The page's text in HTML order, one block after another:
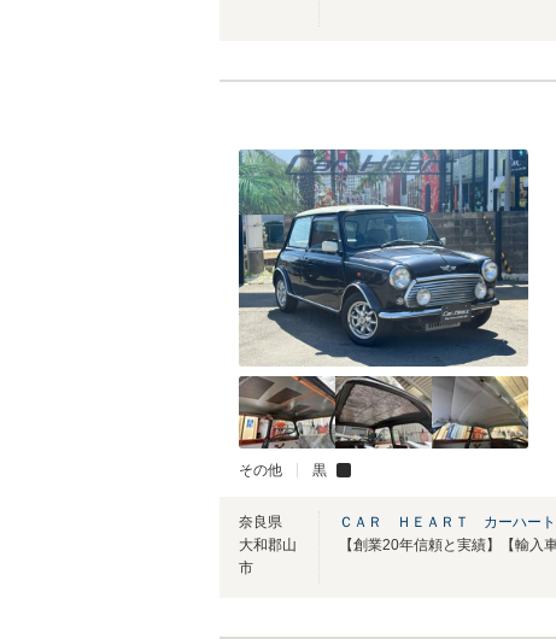
その他 黒
奈良県
大和郡山
市
ＣＡＲ ＨＥＡＲＴ カーハート